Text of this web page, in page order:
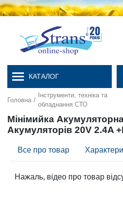
КАТАЛОГ
Головна /
Інструменти, техніка та
обладнання СТО
Мінімийка
Акумуляторів 20V 2.4A
Все про товар
Нажаль, відео про товар